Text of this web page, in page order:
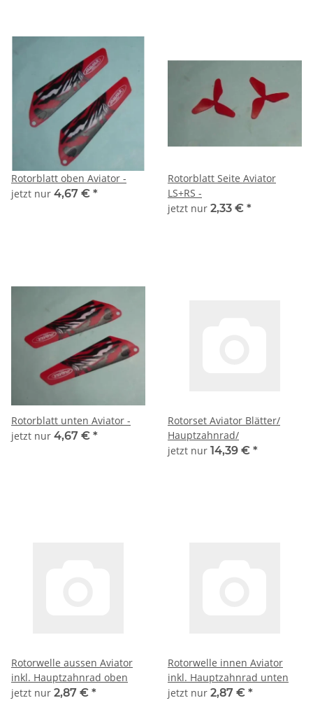
Rotorblatt oben Aviator -
jetzt nur 4,67 € *
Rotorblatt Seite Aviator
LS+RS -
jetzt nur 2,33 € *
Rotorblatt unten Aviator -
jetzt nur 4,67 € *
Rotorset Aviator Blätter/
Hauptzahnrad/
jetzt nur 14,39 € *
Rotorwelle aussen Aviator
inkl. Hauptzahnrad oben
jetzt nur 2,87 € *
Rotorwelle innen Aviator
inkl. Hauptzahnrad unten
jetzt nur 2,87 € *